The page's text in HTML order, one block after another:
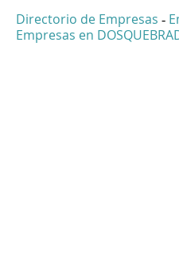
Directorio de Empresas -
Empresas en